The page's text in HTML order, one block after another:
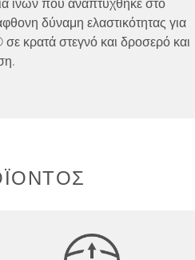
δύναμη ελαστικότητας για
κρατά στεγνό και δροσερό και